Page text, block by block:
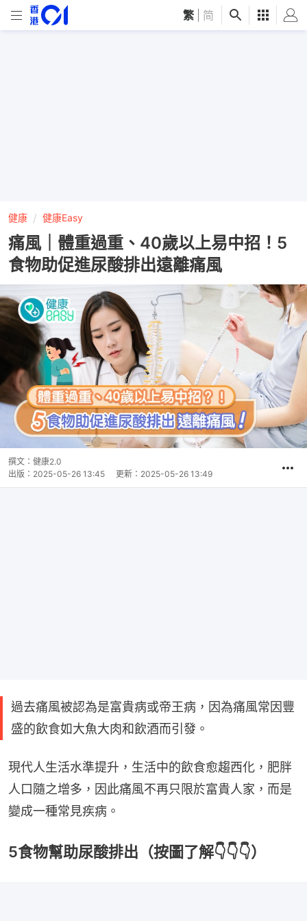
繁 简
健康 健康Easy
痛風｜體重過重、40歲以上易中招！5
食物助促進尿酸排出遠離痛風
撰文： 健康2.0
出版： 2025-05-26 13:45 更新： 2025-05-26 13:49
過去痛風被認為是富貴病或帝王病，因為痛風常因豐
盛的飲食如大魚大肉和飲酒而引發。
現代人生活水準提升，生活中的飲食愈趨西化，肥胖
人口隨之增多，因此痛風不再只限於富貴人家，而是
變成一種常見疾病。
5食物幫助尿酸排出（按圖了解👇👇👇）